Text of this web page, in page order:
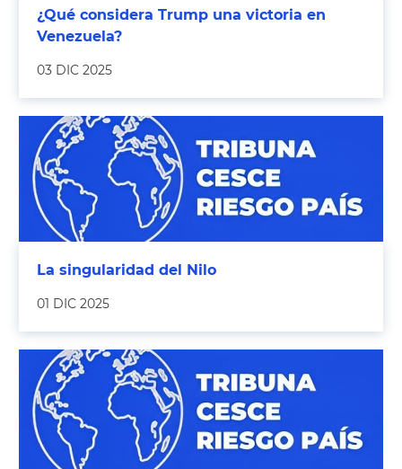
¿Qué considera Trump una victoria en
Venezuela?
03 DIC 2025
La singularidad del Nilo
01 DIC 2025